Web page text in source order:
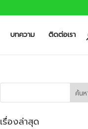
บทความ ติดต่อเรา
เรื่องล่าสุด